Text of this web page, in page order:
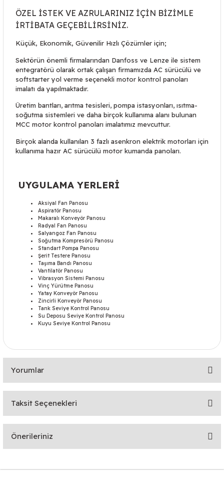
ÖZEL İSTEK VE AZRULARINIZ İÇİN BİZİMLE
İRTİBATA GEÇEBİLİRSİNİZ.
Küçük, Ekonomik, Güvenilir Hızlı Çözümler için;
Sektörün önemli firmalarından Danfoss ve Lenze ile sistem
entegratörü olarak ortak çalışan firmamızda AC sürücülü ve
softstarter yol verme seçenekli motor kontrol panoları
imalatı da yapılmaktadır.
Üretim bantları, arıtma tesisleri, pompa istasyonları, ısıtma-
soğutma sistemleri ve daha birçok kullanıma alanı bulunan
MCC motor kontrol panoları imalatımız mevcuttur.
Birçok alanda kullanılan 3 fazlı asenkron elektrik motorları için
kullanıma hazır AC sürücülü motor kumanda panoları.
UYGULAMA YERLERİ
Aksiyal Fan Panosu
Aspiratör Panosu
Makaralı Konveyör Panosu
Radyal Fan Panosu
Salyangoz Fan Panosu
Soğutma Kompresörü Panosu
Standart Pompa Panosu
Şerit Testere Panosu
Taşıma Bandı Panosu
Vantilatör Panosu
Vibrasyon Sistemi Panosu
Vinç Yürütme Panosu
Yatay Konveyör Panosu
Zincirli Konveyör Panosu
Tank Seviye Kontrol Panosu
Su Deposu Seviye Kontrol Panosu
Kuyu Seviye Kontrol Panosu
Yorumlar
Bu ürüne ilk yorumu siz yapın!
Taksit Seçenekleri
Önerileriniz